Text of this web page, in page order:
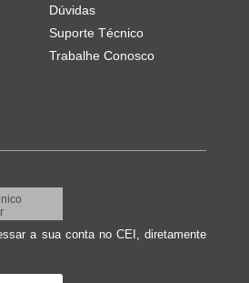
Dúvidas
Suporte Técnico
Trabalhe Conosco
a sua conta no CEI, diretamente